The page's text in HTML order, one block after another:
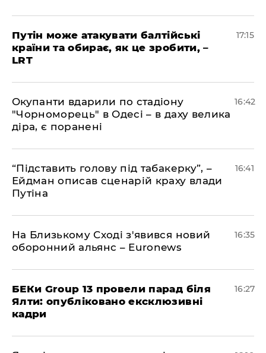
​Путін може атакувати балтійські
країни та обирає, як це зробити, –
LRT
17:15
​Окупанти вдарили по стадіону
"Чорноморець" в Одесі – в даху велика
діра, є поранені
16:42
​“Підставить голову під табакерку”, –
Ейдман описав сценарій краху влади
Путіна
16:41
На Близькому Сході з'явився новий
оборонний альянс – Euronews
16:35
БЕКи Group 13 провели парад біля
Ялти: опубліковано ексклюзивні
кадри
16:27